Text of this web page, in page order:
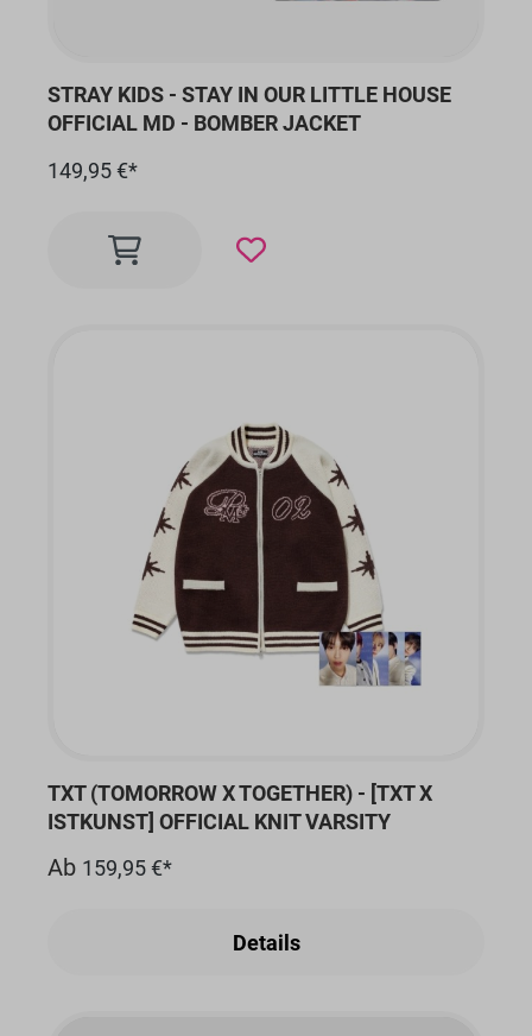
STRAY KIDS - STAY IN OUR LITTLE HOUSE
OFFICIAL MD - BOMBER JACKET
149,95 €*
TXT (TOMORROW X TOGETHER) - [TXT X
ISTKUNST] OFFICIAL KNIT VARSITY
Ab 159,95 €*
Details